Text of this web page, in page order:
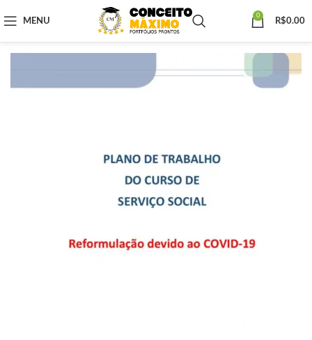
MENU
0
R$0.00